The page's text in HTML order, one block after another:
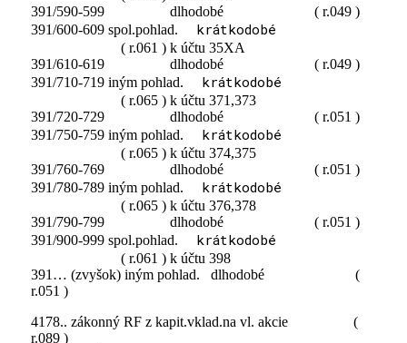
391/590-599 dlhodobé ( r.049 )
391/600-609 spol.pohlad. krátkodobé
( r.061 ) k účtu 35XA
391/610-619 dlhodobé ( r.049 )
391/710-719 iným pohlad. krátkodobé
( r.065 ) k účtu 371,373
391/720-729 dlhodobé ( r.051 )
391/750-759 iným pohlad. krátkodobé
( r.065 ) k účtu 374,375
391/760-769 dlhodobé ( r.051 )
391/780-789 iným pohlad. krátkodobé
( r.065 ) k účtu 376,378
391/790-799 dlhodobé ( r.051 )
391/900-999 spol.pohlad. krátkodobé
( r.061 ) k účtu 398
391… (zvyšok) iným pohlad. dlhodobé (
r.051 )
4178.. zákonný RF z kapit.vklad.na vl. akcie (
r.089 )